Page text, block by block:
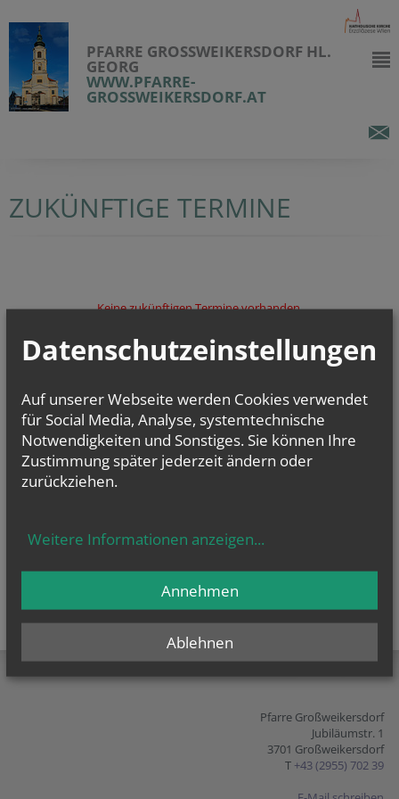
PFARRE GROSSWEIKERSDORF HL. G
EORG
WWW.PFARRE-
GROSSWEIKERSDORF.AT
ZUKÜNFTIGE TERMINE
Keine zukünftigen Termine vorhanden.
vorherige weitere
Pfarre Großweikersdorf
Jubiläumstr. 1
3701 Großweikersdorf
T +43 (2955) 702 39
Datenschutzeinstellungen
Auf unserer Webseite werden Cookies verwendet
für Social Media, Analyse, systemtechnische
Notwendigkeiten und Sonstiges. Sie können Ihre
Zustimmung später jederzeit ändern oder
zurückziehen.
Weitere Informationen anzeigen...
Ablehnen
Annehmen